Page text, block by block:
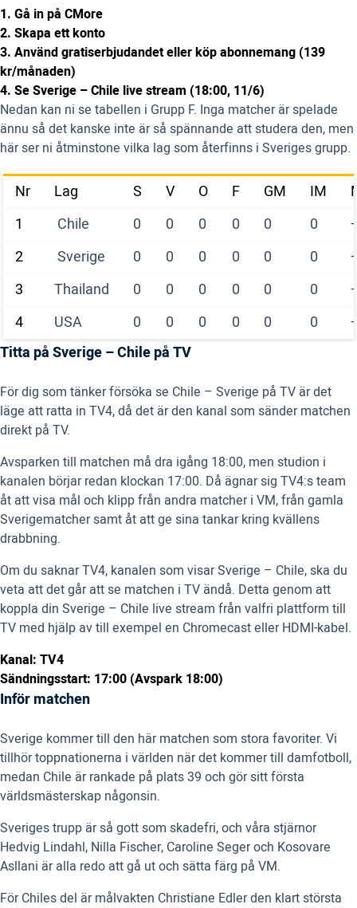
1. Gå in på CMore
2. Skapa ett konto
3. Använd gratiserbjudandet eller köp abonnemang (139
kr/månaden)
4. Se Sverige – Chile live stream (18:00, 11/6)
Nedan kan ni se tabellen i Grupp F. Inga matcher är spelade
ännu så det kanske inte är så spännande att studera den, men
här ser ni åtminstone vilka lag som återfinns i Sveriges grupp.
Nr Lag S V O F GM IM
1
Chile 0 0 0 0 0 0
2
Sverige 0 0 0 0 0 0
3
Thailand 0 0 0 0 0 0
4
USA 0 0 0 0 0 0
Titta på Sverige – Chile på TV
För dig som tänker försöka se Chile – Sverige på TV är det
läge att ratta in TV4, då det är den kanal som sänder matchen
direkt på TV.
Avsparken till matchen må dra igång 18:00, men studion i
kanalen börjar redan klockan 17:00. Då ägnar sig TV4:s team
åt att visa mål och klipp från andra matcher i VM, från gamla
Sverigematcher samt åt att ge sina tankar kring kvällens
drabbning.
Om du saknar TV4, kanalen som visar Sverige – Chile, ska du
veta att det går att se matchen i TV ändå. Detta genom att
koppla din Sverige – Chile live stream från valfri plattform till
TV med hjälp av till exempel en Chromecast eller HDMI-kabel.
Kanal: TV4
Sändningsstart: 17:00 (Avspark 18:00)
Inför matchen
Sverige kommer till den här matchen som stora favoriter. Vi
tillhör toppnationerna i världen när det kommer till damfotboll,
medan Chile är rankade på plats 39 och gör sitt första
världsmästerskap någonsin.
Sveriges trupp är så gott som skadefri, och våra stjärnor
Hedvig Lindahl, Nilla Fischer, Caroline Seger och Kosovare
Asllani är alla redo att gå ut och sätta färg på VM.
För Chiles del är målvakten Christiane Edler den klart största